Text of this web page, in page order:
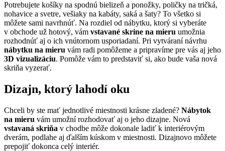
Potrebujete košíky na spodnú bielizeň a ponožky, poličky na tričká,
nohavice a svetre, vešiaky na kabáty, saká a šaty? To všetko si
môžete sami navrhnúť. Na rozdiel od nábytku, ktorý si vyberáte
v obchode už hotový, vám vstavané skrine na mieru umožnia
rozhodnúť aj o ich vnútornom usporiadaní. Pri vytváraní návrhu
nábytku na mieru vám radi pomôžeme a pripravíme pre vás aj jeho
3D vizualizáciu. Pomôže vám to predstaviť si, ako bude vaša nová
skriňa vyzerať.
Dizajn, ktorý lahodí oku
Chceli by ste mať jednotlivé miestnosti krásne zladené? Nábytok
na mieru vám umožní rozhodovať aj o jeho dizajne. Nová
vstavaná skriňa v chodbe môže dokonale ladiť k interiérovým
dverám, podlahe aj ďalším kúskom v miestnosti. Dizajnovo môžete
prepojiť dokonca celý interiér.